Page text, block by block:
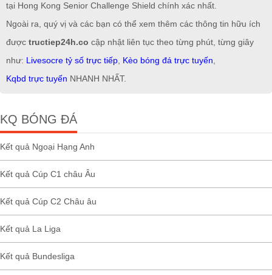
tại Hong Kong Senior Challenge Shield chính xác nhất.
Ngoài ra, quý vị và các bạn có thể xem thêm các thông tin hữu ích
được tructiep24h.co cập nhật liên tục theo từng phút, từng giây
như: Livesocre tỷ số trực tiếp Kèo bóng đá trực tuyến
Kqbd trực tuyến NHANH NHẤT.
KQ BÓNG ĐÁ
Kết quả Ngoại Hạng Anh
Kết quả Cúp C1 châu Âu
Kết quả Cúp C2 Châu âu
Kết quả La Liga
Kết quả Bundesliga